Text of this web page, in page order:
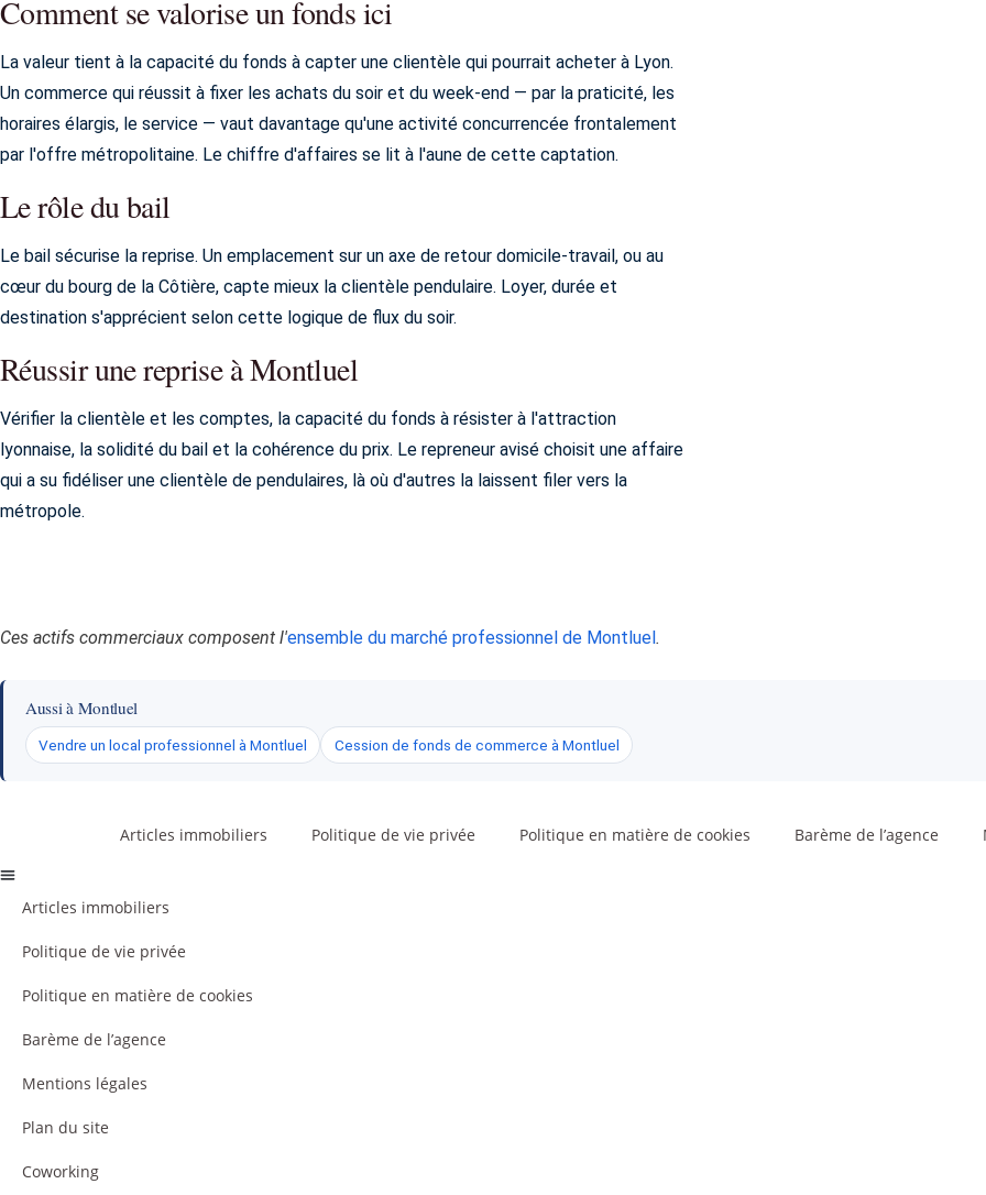
Comment se valorise un fonds ici
La valeur tient à la capacité du fonds à capter une clientèle qui pourrait acheter à Lyon.
Un commerce qui réussit à fixer les achats du soir et du week-end — par la praticité, les
horaires élargis, le service — vaut davantage qu'une activité concurrencée frontalement
par l'offre métropolitaine. Le chiffre d'affaires se lit à l'aune de cette captation.
Le rôle du bail
Le bail sécurise la reprise. Un emplacement sur un axe de retour domicile-travail, ou au
cœur du bourg de la Côtière, capte mieux la clientèle pendulaire. Loyer, durée et
destination s'apprécient selon cette logique de flux du soir.
Réussir une reprise à Montluel
Vérifier la clientèle et les comptes, la capacité du fonds à résister à l'attraction
lyonnaise, la solidité du bail et la cohérence du prix. Le repreneur avisé choisit une affaire
qui a su fidéliser une clientèle de pendulaires, là où d'autres la laissent filer vers la
métropole.
Ces actifs commerciaux composent l'ensemble du marché professionnel de Montluel.
Aussi à Montluel
Vendre un local professionnel à Montluel Cession de fonds de commerce à Montluel
Articles immobiliers Politique de vie privée Politique en matière de cookies Barème de l’agence
Articles immobiliers
Politique de vie privée
Politique en matière de cookies
Barème de l’agence
Mentions légales
Plan du site
Coworking